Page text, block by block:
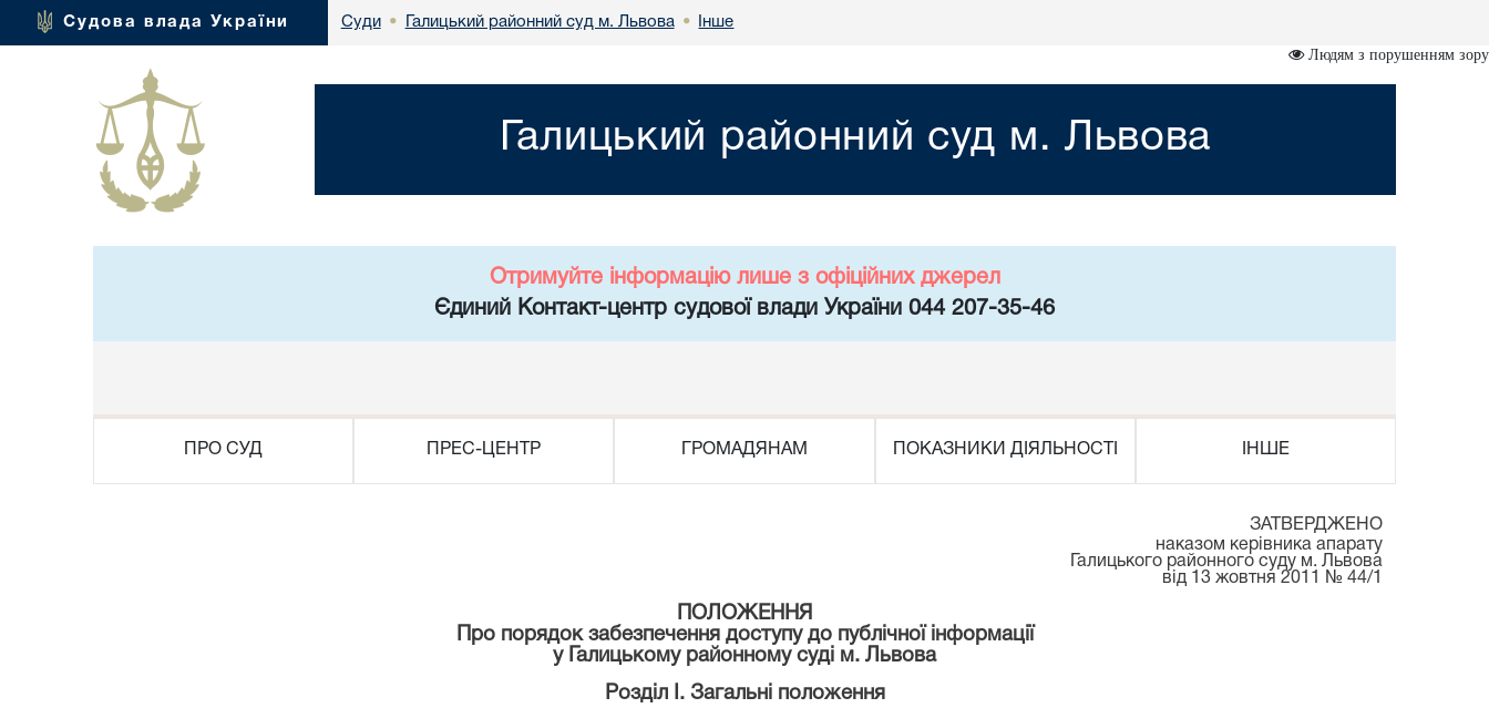
Судова влада України Суди • Галицький районний суд м. Львова • Інше
Людям з порушенням зору
Галицький районний суд м. Львова
Отримуйте інформацію лише з офіційних джерел
Єдиний Контакт-центр судової влади України 044 207-35-46
ПРО СУД ПРЕС-ЦЕНТР ГРОМАДЯНАМ ПОКАЗНИКИ ДІЯЛЬНОСТІ ІНШЕ
ЗАТВЕРДЖЕНО
наказом керівника апарату
Галицького районного суду м. Львова
від 13 жовтня 2011 № 44/1
ПОЛОЖЕННЯ
Про порядок забезпечення доступу до публічної інформації
у Галицькому районному суді м. Львова
Розділ I. Загальні положення